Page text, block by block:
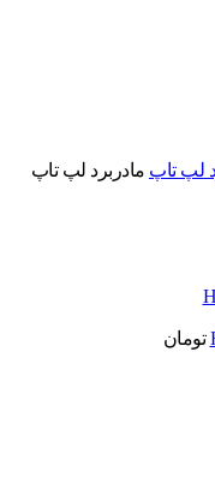
لپ تاپ مادربرد لپ تاپ
تومان